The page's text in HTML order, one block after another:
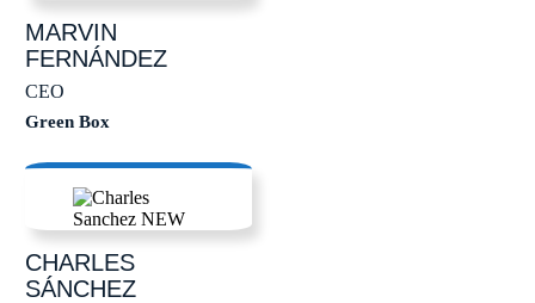
MARVIN
FERNÁNDEZ
CEO
Green Box
CHARLES
SÁNCHEZ